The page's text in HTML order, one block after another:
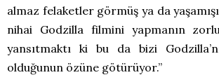
almaz felaketler görmüş ya da
nihai Godzilla filmini yapmanın
yansıtmaktı ki bu da bizi
olduğunun özüne götürüyor.”